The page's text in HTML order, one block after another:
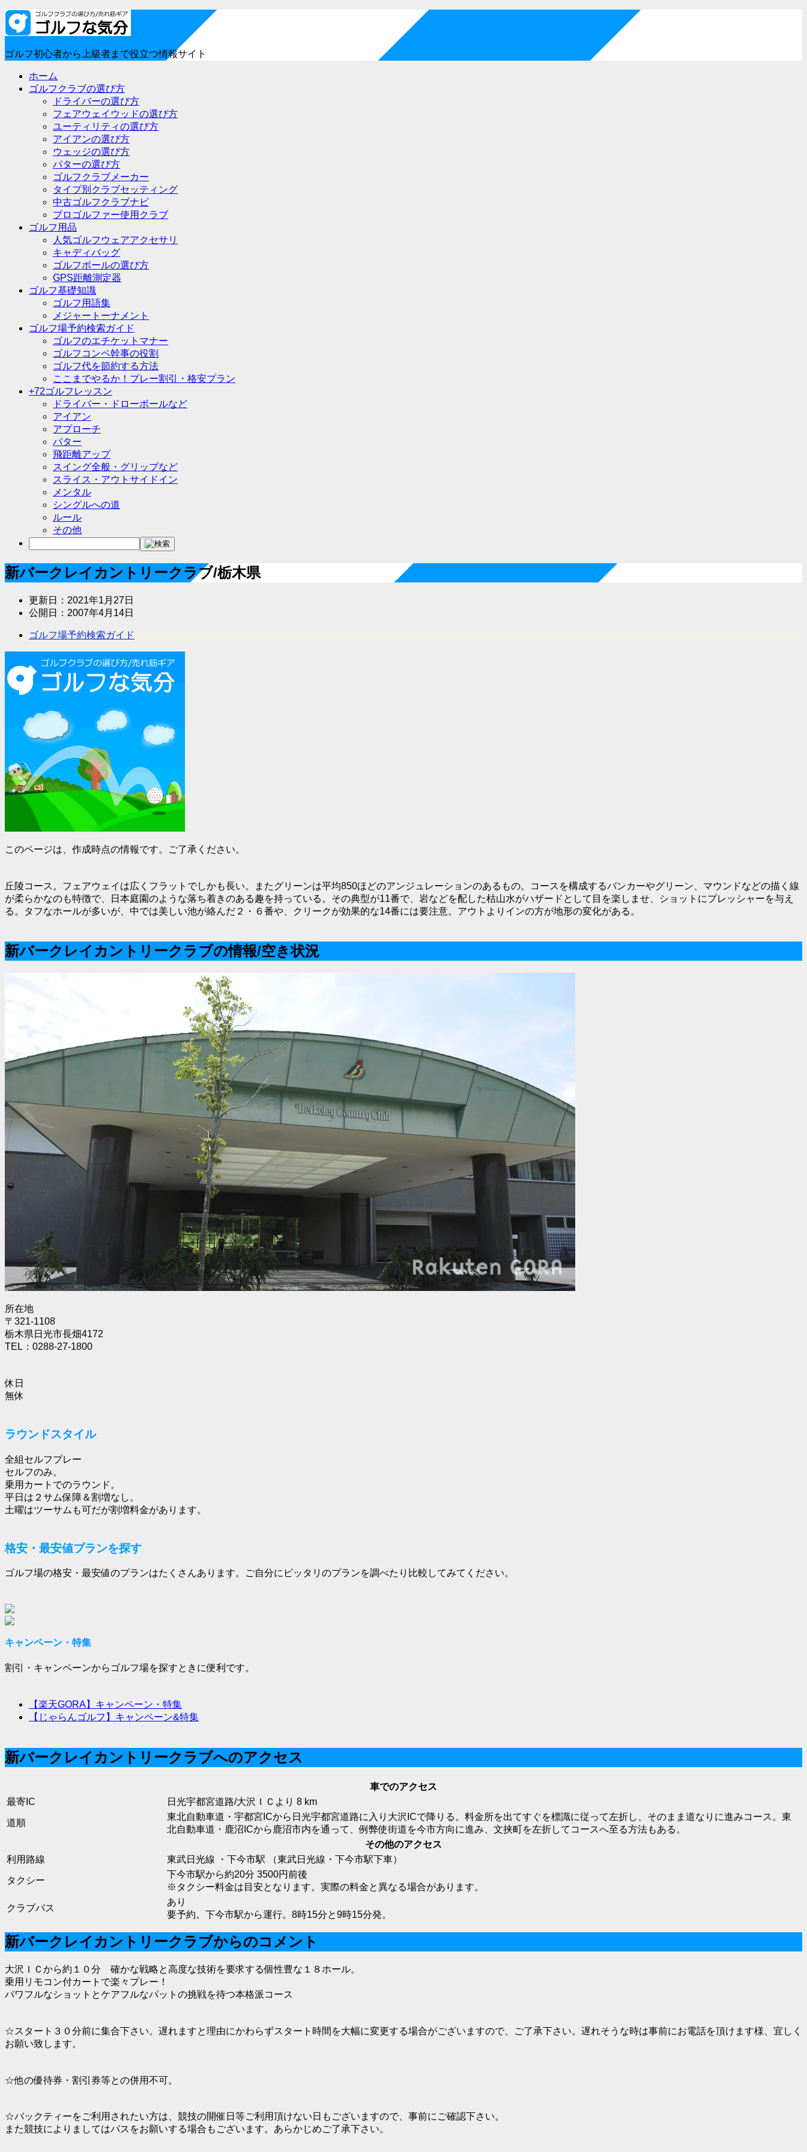
ゴルフ初心者から上級者まで役立つ情報サイト
ホーム
ゴルフクラブの選び方
ドライバーの選び方
フェアウェイウッドの選び方
ユーティリティの選び方
アイアンの選び方
ウェッジの選び方
パターの選び方
ゴルフクラブメーカー
タイプ別クラブセッティング
中古ゴルフクラブナビ
プロゴルファー使用クラブ
ゴルフ用品
人気ゴルフウェアアクセサリ
キャディバッグ
ゴルフボールの選び方
GPS距離測定器
ゴルフ基礎知識
ゴルフ用語集
メジャートーナメント
ゴルフ場予約検索ガイド
ゴルフのエチケットマナー
ゴルフコンペ幹事の役割
ゴルフ代を節約する方法
ここまでやるか！プレー割引・格安プラン
+72ゴルフレッスン
ドライバー・ドローボールなど
アイアン
アプローチ
パター
飛距離アップ
スイング全般・グリップなど
スライス・アウトサイドイン
メンタル
シングルへの道
ルール
その他
新バークレイカントリークラブ/栃木県
更新日： 2021年1月27日
公開日： 2007年4月14日
ゴルフ場予約検索ガイド
このページは、作成時点の情報です。ご了承ください。
丘陵コース。フェアウェイは広くフラットでしかも長い。またグリーンは平均850ほどのアンジュレーションのあるもの。コースを構成するバンカーやグリーン、マウンドなどの描く線
が柔らかなのも特徴で、日本庭園のような落ち着きのある趣を持っている。その典型が11番で、岩などを配した枯山水がハザードとして目を楽しませ、ショットにプレッシャーを与え
る。タフなホールが多いが、中では美しい池が絡んだ２・６番や、クリークが効果的な14番には要注意。アウトよりインの方が地形の変化がある。
新バークレイカントリークラブの情報/空き状況
所在地
〒321-1108
栃木県日光市長畑4172
TEL：0288-27-1800
休日
無休
ラウンドスタイル
全組セルフプレー
セルフのみ。
乗用カートでのラウンド。
平日は２サム保障＆割増なし。
土曜はツーサムも可だが割増料金があります。
格安・最安値プランを探す
ゴルフ場の格安・最安値のプランはたくさんあります。ご自分にピッタリのプランを調べたり比較してみてください。
キャンペーン・特集
割引・キャンペーンからゴルフ場を探すときに便利です。
【楽天GORA】キャンペーン・特集
【じゃらんゴルフ】キャンペーン&特集
新バークレイカントリークラブへのアクセス
車でのアクセス
最寄IC
日光宇都宮道路/大沢ＩＣより 8 km
道順
東北自動車道・宇都宮ICから日光宇都宮道路に入り大沢ICで降りる。料金所を出てすぐを標識に従って左折し、そのまま道なりに進みコース。東
北自動車道・鹿沼ICから鹿沼市内を通って、例弊使街道を今市方向に進み、文挟町を左折してコースへ至る方法もある。
その他のアクセス
利用路線
東武日光線 ・下今市駅 （東武日光線・下今市駅下車）
タクシー
下今市駅から約20分 3500円前後
※タクシー料金は目安となります。実際の料金と異なる場合があります。
クラブバス
あり
要予約。下今市駅から運行。8時15分と9時15分発。
新バークレイカントリークラブからのコメント
大沢ＩＣから約１０分 確かな戦略と高度な技術を要求する個性豊な１８ホール。
乗用リモコン付カートで楽々プレー！
パワフルなショットとケアフルなパットの挑戦を待つ本格派コース
☆スタート３０分前に集合下さい。遅れますと理由にかわらずスタート時間を大幅に変更する場合がございますので、ご了承下さい。遅れそうな時は事前にお電話を頂けます様、宜しく
お願い致します。
☆他の優待券・割引券等との併用不可。
☆バックティーをご利用されたい方は、競技の開催日等ご利用頂けない日もございますので、事前にご確認下さい。
また競技によりましてはパスをお願いする場合もございます。あらかじめご了承下さい。